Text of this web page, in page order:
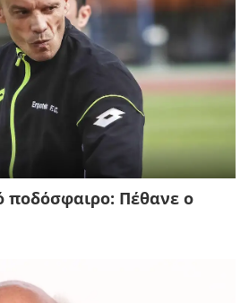
ποδόσφαιρο: Πέθανε ο